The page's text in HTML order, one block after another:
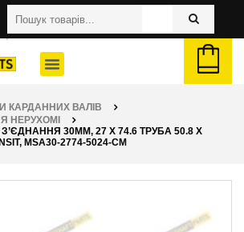
КАРДАННИХ ВАЛІВ
НЕРУХОМІ
30ММ, 27 X 74.6 ТРУБА 50.8 X
MSA30-2774-5024-CM